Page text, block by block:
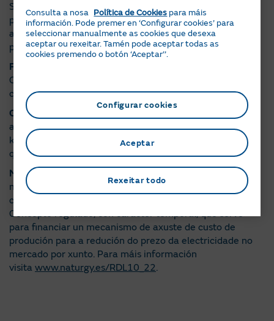
Se precisas saber máis sobre os tramos horarios de
potencia das distintas tarifas premeaquí. Se non
axustaches a túa potencia, terás a mesma en todos os
períodos de potencia.
Factor imposto eléctrico
Goberno e que se aplica á suma dos custos da potencia
contratada e da enerxía consumida.
Consumo
: O consumo calcúlase coa diferenza entre
ambas as dúas lecturas (actual e anterior). O consumo en
kWh resultante desta diferenza é a cantidade a facturar
que se detalla na cara da factura.
Mecanismo ibérico
mecanismo ibérico regulado polo RDL 10/2022 (antes
chamado mecanismo de axuste RDL 10/2022).
Concepto regulado, con carácter temporal, que serve
para financiar un mecanismo de axuste de custo de
produción para a redución do prezo da electricidade no
mercado por xunto. Para máis información
visita www.naturgy.es/RDL10_22.
Consulta a nosa Política de Cookies para máis
información. Pode premer en ‘Configurar cookies’ para
seleccionar manualmente as cookies que desexa
aceptar ou rexeitar. Tamén pode aceptar todas as
cookies premendo o botón ‘Aceptar’’.
Configurar cookies
Rexeitar todo
Aceptar